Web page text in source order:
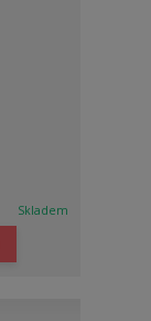
Skladem